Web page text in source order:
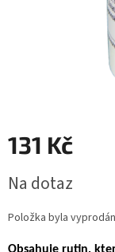
131 Kč
cena:
Na dotaz
Položka byla